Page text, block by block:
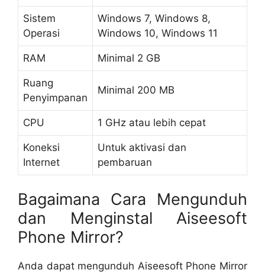
Sistem
Operasi
Windows 7, Windows 8,
Windows 10, Windows 11
RAM Minimal 2 GB
Ruang
Penyimpanan
Minimal 200 MB
CPU 1 GHz atau lebih cepat
Koneksi
Internet
Untuk aktivasi dan
pembaruan
Bagaimana Cara Mengunduh
dan Menginstal Aiseesoft
Phone Mirror?
Anda dapat mengunduh Aiseesoft Phone Mirror